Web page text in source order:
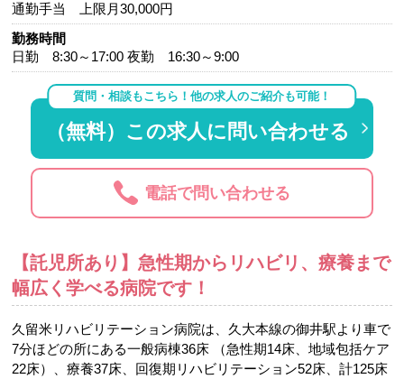
通勤手当 上限月30,000円
勤務時間
日勤 8:30～17:00 夜勤 16:30～9:00
質問・相談もこちら！他の求人のご紹介も可能！
（無料）この求人に問い合わせる
電話で問い合わせる
【託児所あり】急性期からリハビリ、療養まで
幅広く学べる病院です！
久留米リハビリテーション病院は、久大本線の御井駅より車で
7分ほどの所にある一般病棟36床 （急性期14床、地域包括ケア
22床）、療養37床、回復期リハビリテーション52床、計125床